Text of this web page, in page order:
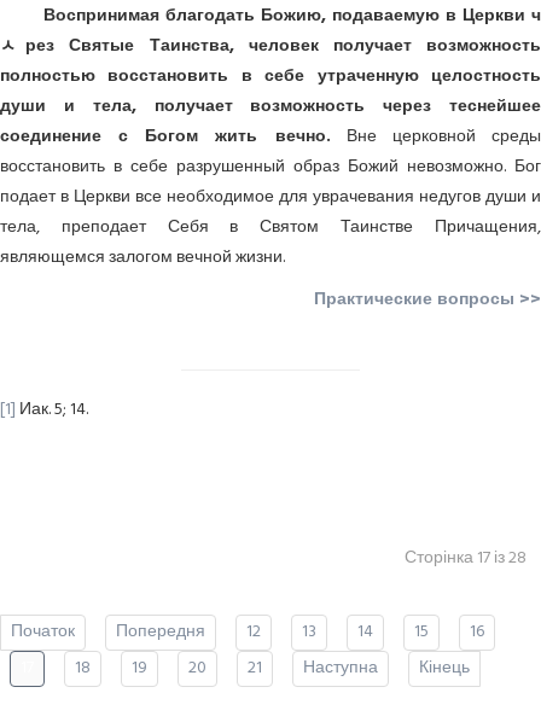
Воспринимая благодать Божию, подаваемую в Церкви ч
ﾵрез Святые Таинства, человек получает возможность
полностью восстановить в себе утраченную целостность
души и тела, получает возможность через теснейшее
соединение с Богом жить вечно. Вне церковной среды
восстановить в себе разрушенный образ Божий невозможно. Бог
подает в Церкви все необходимое для уврачевания недугов души и
тела, преподает Себя в Святом Таинстве Причащения,
являющемся залогом вечной жизни.
Практические вопросы >>
[1] Иак. 5; 14.
Сторінка 17 із 28
Початок Попередня 12 13 14 15
16
18 19 20 21 Наступна Кінець